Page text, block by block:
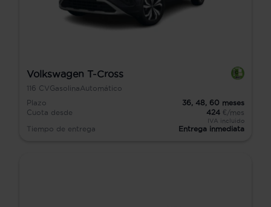
Volkswagen T-Cross
116 CVGasolinaAutomático
Plazo
36, 48, 60 meses
Cuota desde
424 €/mes
IVA incluido
Tiempo de entrega Entrega inmediata